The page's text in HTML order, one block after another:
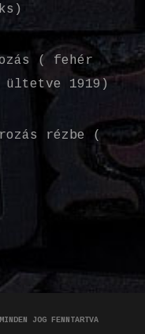
( fehér
ültetve 1919)
rézbe (
JOG FENNTARTVA